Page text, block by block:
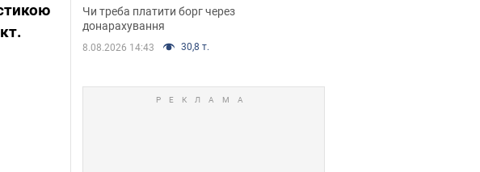
суддя ухвалив
неочікуване рішення
Чи треба платити борг через
донарахування
8.08.2026 14:43 30,8 т.